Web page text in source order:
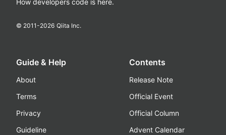
How developers code is here.
© 2011-2026 Qiita Inc.
Guide & Help
About
Terms
Privacy
Guideline
Contents
Release Note
Official Event
Official Column
Advent Calendar